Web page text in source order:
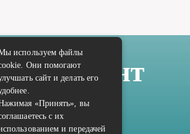
Ремонт
используем файлы
Они помогают
сайт и делать его
«Принять», вы
с их
и передачей